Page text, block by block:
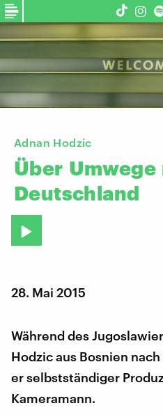
Adnan Hodzic
Über Umwege
Deutschland
28. Mai 2015
Während des
Hodzic aus Bosnien
er selbstständiger
Kameramann.